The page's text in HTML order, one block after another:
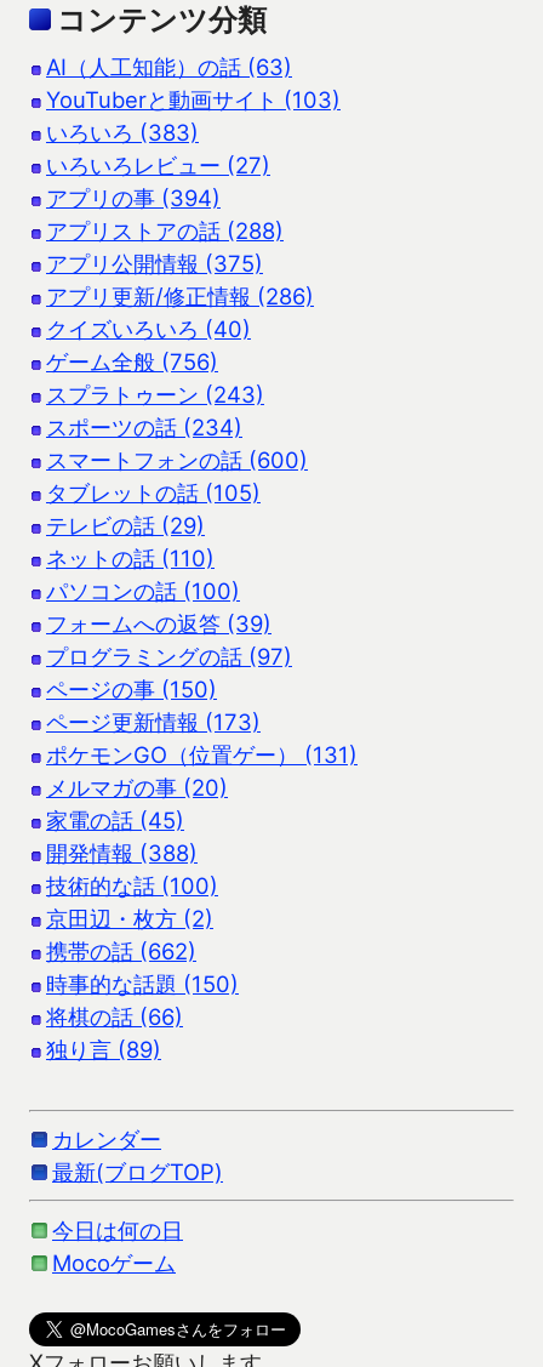
コンテンツ分類
AI（人工知能）の話 (63)
YouTuberと動画サイト (103)
いろいろ (383)
いろいろレビュー (27)
アプリの事 (394)
アプリストアの話 (288)
アプリ公開情報 (375)
アプリ更新/修正情報 (286)
クイズいろいろ (40)
ゲーム全般 (756)
スプラトゥーン (243)
スポーツの話 (234)
スマートフォンの話 (600)
タブレットの話 (105)
テレビの話 (29)
ネットの話 (110)
パソコンの話 (100)
フォームへの返答 (39)
プログラミングの話 (97)
ページの事 (150)
ページ更新情報 (173)
ポケモンGO（位置ゲー） (131)
メルマガの事 (20)
家電の話 (45)
開発情報 (388)
技術的な話 (100)
京田辺・枚方 (2)
携帯の話 (662)
時事的な話題 (150)
将棋の話 (66)
独り言 (89)
カレンダー
最新(ブログTOP)
今日は何の日
Mocoゲーム
Xフォローお願いします。